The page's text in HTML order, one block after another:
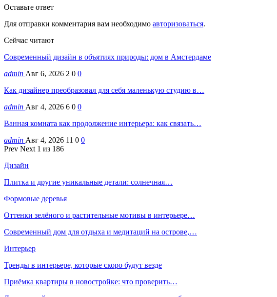
Оставьте ответ
Для отправки комментария вам необходимо авторизоваться.
Сейчас читают
Современный дизайн в объятиях природы: дом в Амстердаме
admin Авг 6, 2026 2 0 0
Как дизайнер преобразовал для себя маленькую студию в…
admin Авг 4, 2026 6 0 0
Ванная комната как продолжение интерьера: как связать…
admin Авг 4, 2026 11 0 0
Prev Next 1 из 186
Дизайн
Плитка и другие уникальные детали: солнечная…
Формовые деревья
Оттенки зелёного и растительные мотивы в интерьере…
Современный дом для отдыха и медитаций на острове,…
Интерьер
Тренды в интерьере, которые скоро будут везде
Приёмка квартиры в новостройке: что проверить…